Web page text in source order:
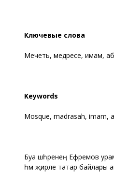
Ключевые слова
Мечеть, медресе, имам,
Keywords
Mosque, madrasah, imam,
Буа шәһәренең Ефремов
һәм җирле татар байлары